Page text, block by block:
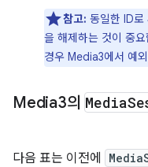
참고: 동일한 ID로
을 해제하는 것이 중
경우 Media3에서 예
Media3의 Media
다음 표는 이전에